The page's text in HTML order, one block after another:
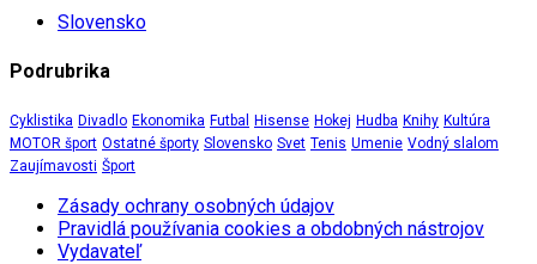
Slovensko
Podrubrika
Cyklistika Divadlo Ekonomika Futbal Hisense Hokej Hudba Knihy Kultúra
MOTOR šport Ostatné športy Slovensko Svet Tenis Umenie Vodný slalom
Zaujímavosti Šport
Zásady ochrany osobných údajov
Pravidlá používania cookies a obdobných nástrojov
Vydavateľ